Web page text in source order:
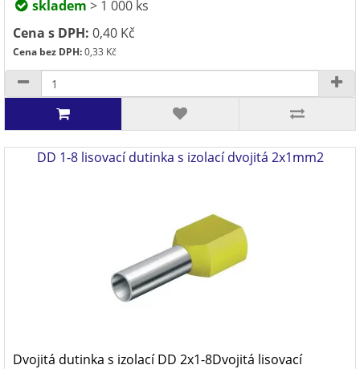
skladem > 1 000 ks
Cena s DPH: 0,40 Kč
Cena bez DPH:0,33 Kč
DD 1-8 lisovací dutinka s izolací dvojitá 2x1mm2
Dvojitá dutinka s izolací DD 2x1-8Dvojitá lisovací